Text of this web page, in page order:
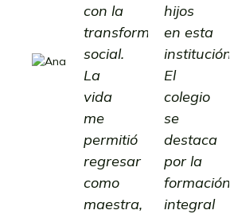
Ana
Henao
Bachiller
Egresada
con la
transformación
social.
La
vida
me
permitió
regresar
como
maestra,
hijos
en esta
institución.
El
colegio
se
destaca
por la
formación
integral